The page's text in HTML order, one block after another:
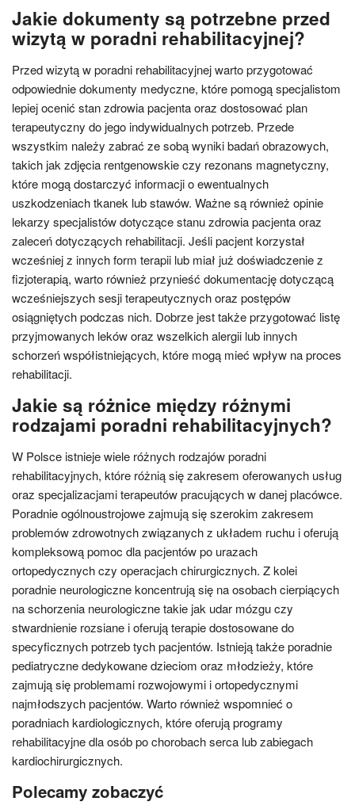
Jakie dokumenty są potrzebne przed
wizytą w poradni rehabilitacyjnej?
Przed wizytą w poradni rehabilitacyjnej warto przygotować
odpowiednie dokumenty medyczne, które pomogą specjalistom
lepiej ocenić stan zdrowia pacjenta oraz dostosować plan
terapeutyczny do jego indywidualnych potrzeb. Przede
wszystkim należy zabrać ze sobą wyniki badań obrazowych,
takich jak zdjęcia rentgenowskie czy rezonans magnetyczny,
które mogą dostarczyć informacji o ewentualnych
uszkodzeniach tkanek lub stawów. Ważne są również opinie
lekarzy specjalistów dotyczące stanu zdrowia pacjenta oraz
zaleceń dotyczących rehabilitacji. Jeśli pacjent korzystał
wcześniej z innych form terapii lub miał już doświadczenie z
fizjoterapią, warto również przynieść dokumentację dotyczącą
wcześniejszych sesji terapeutycznych oraz postępów
osiągniętych podczas nich. Dobrze jest także przygotować listę
przyjmowanych leków oraz wszelkich alergii lub innych
schorzeń współistniejących, które mogą mieć wpływ na proces
rehabilitacji.
Jakie są różnice między różnymi
rodzajami poradni rehabilitacyjnych?
W Polsce istnieje wiele różnych rodzajów poradni
rehabilitacyjnych, które różnią się zakresem oferowanych usług
oraz specjalizacjami terapeutów pracujących w danej placówce.
Poradnie ogólnoustrojowe zajmują się szerokim zakresem
problemów zdrowotnych związanych z układem ruchu i oferują
kompleksową pomoc dla pacjentów po urazach
ortopedycznych czy operacjach chirurgicznych. Z kolei
poradnie neurologiczne koncentrują się na osobach cierpiących
na schorzenia neurologiczne takie jak udar mózgu czy
stwardnienie rozsiane i oferują terapie dostosowane do
specyficznych potrzeb tych pacjentów. Istnieją także poradnie
pediatryczne dedykowane dzieciom oraz młodzieży, które
zajmują się problemami rozwojowymi i ortopedycznymi
najmłodszych pacjentów. Warto również wspomnieć o
poradniach kardiologicznych, które oferują programy
rehabilitacyjne dla osób po chorobach serca lub zabiegach
kardiochirurgicznych.
Polecamy zobaczyć